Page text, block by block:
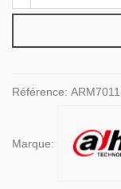
Référence:
Marque: